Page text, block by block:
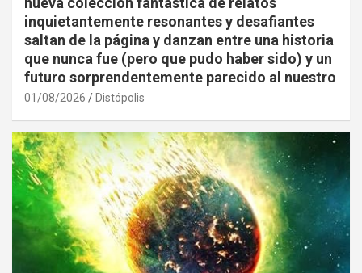
inquietantemente resonantes y desafiantes
saltan de la página y danzan entre una historia
que nunca fue (pero que pudo haber sido) y un
futuro sorprendentemente parecido al nuestro
01/08/2026 Distópolis